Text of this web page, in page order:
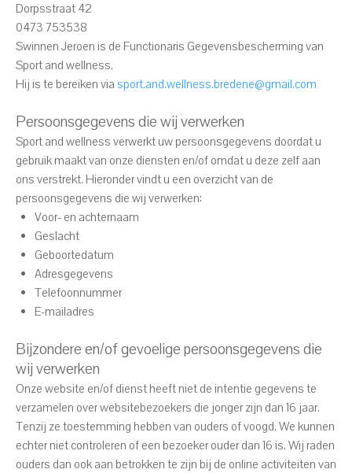
Dorpsstraat 42
0473 753538
Swinnen Jeroen is de Functionaris Gegevensbescherming van
Sport and wellness.
Hij is te bereiken via sport.and.wellness.bredene@gmail.com
Persoonsgegevens die wij verwerken
Sport and wellness verwerkt uw persoonsgegevens doordat u
gebruik maakt van onze diensten en/of omdat u deze zelf aan
ons verstrekt. Hieronder vindt u een overzicht van de
persoonsgegevens die wij verwerken:
Voor- en achternaam
Geslacht
Geboortedatum
Adresgegevens
Telefoonnummer
E-mailadres
Bijzondere en/of gevoelige persoonsgegevens die
wij verwerken
Onze website en/of dienst heeft niet de intentie gegevens te
verzamelen over websitebezoekers die jonger zijn dan 16 jaar.
Tenzij ze toestemming hebben van ouders of voogd. We kunnen
echter niet controleren of een bezoeker ouder dan 16 is. Wij raden
ouders dan ook aan betrokken te zijn bij de online activiteiten van